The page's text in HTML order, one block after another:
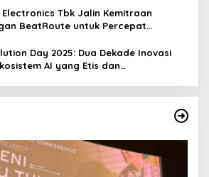
‘R.AT.S’ LabTbk Jalin Kemitraan
BeatRoute untuk Percepat
Day 2025: Dua Dekade Inovasi
AI yang Etis dan